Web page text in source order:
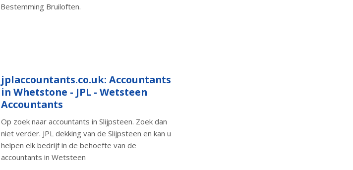
Bestemming Bruiloften.
jplaccountants.co.uk: Accountants
in Whetstone - JPL - Wetsteen
Accountants
Op zoek naar accountants in Slijpsteen. Zoek dan
niet verder. JPL dekking van de Slijpsteen en kan u
helpen elk bedrijf in de behoefte van de
accountants in Wetsteen